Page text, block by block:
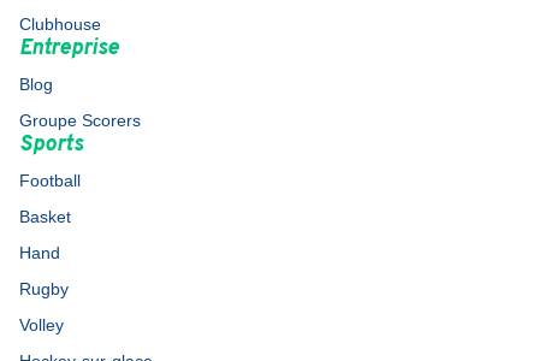
Clubhouse
Entreprise
Blog
Groupe Scorers
Sports
Football
Basket
Hand
Rugby
Volley